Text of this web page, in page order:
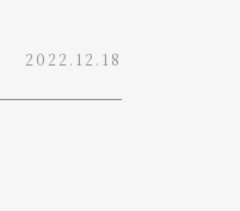
2022.12.18